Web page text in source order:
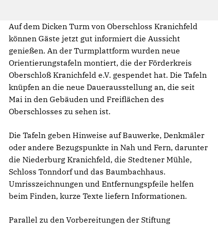
Auf dem Dicken Turm von Oberschloss Kranichfeld
können Gäste jetzt gut informiert die Aussicht
genießen. An der Turmplattform wurden neue
Orientierungstafeln montiert, die der Förderkreis
Oberschloß Kranichfeld e.V. gespendet hat. Die Tafeln
knüpfen an die neue Dauerausstellung an, die seit
Mai in den Gebäuden und Freiflächen des
Oberschlosses zu sehen ist.
Die Tafeln geben Hinweise auf Bauwerke, Denkmäler
oder andere Bezugspunkte in Nah und Fern, darunter
die Niederburg Kranichfeld, die Stedtener Mühle,
Schloss Tonndorf und das Baumbachhaus.
Umrisszeichnungen und Entfernungspfeile helfen
beim Finden, kurze Texte liefern Informationen.
Parallel zu den Vorbereitungen der Stiftung